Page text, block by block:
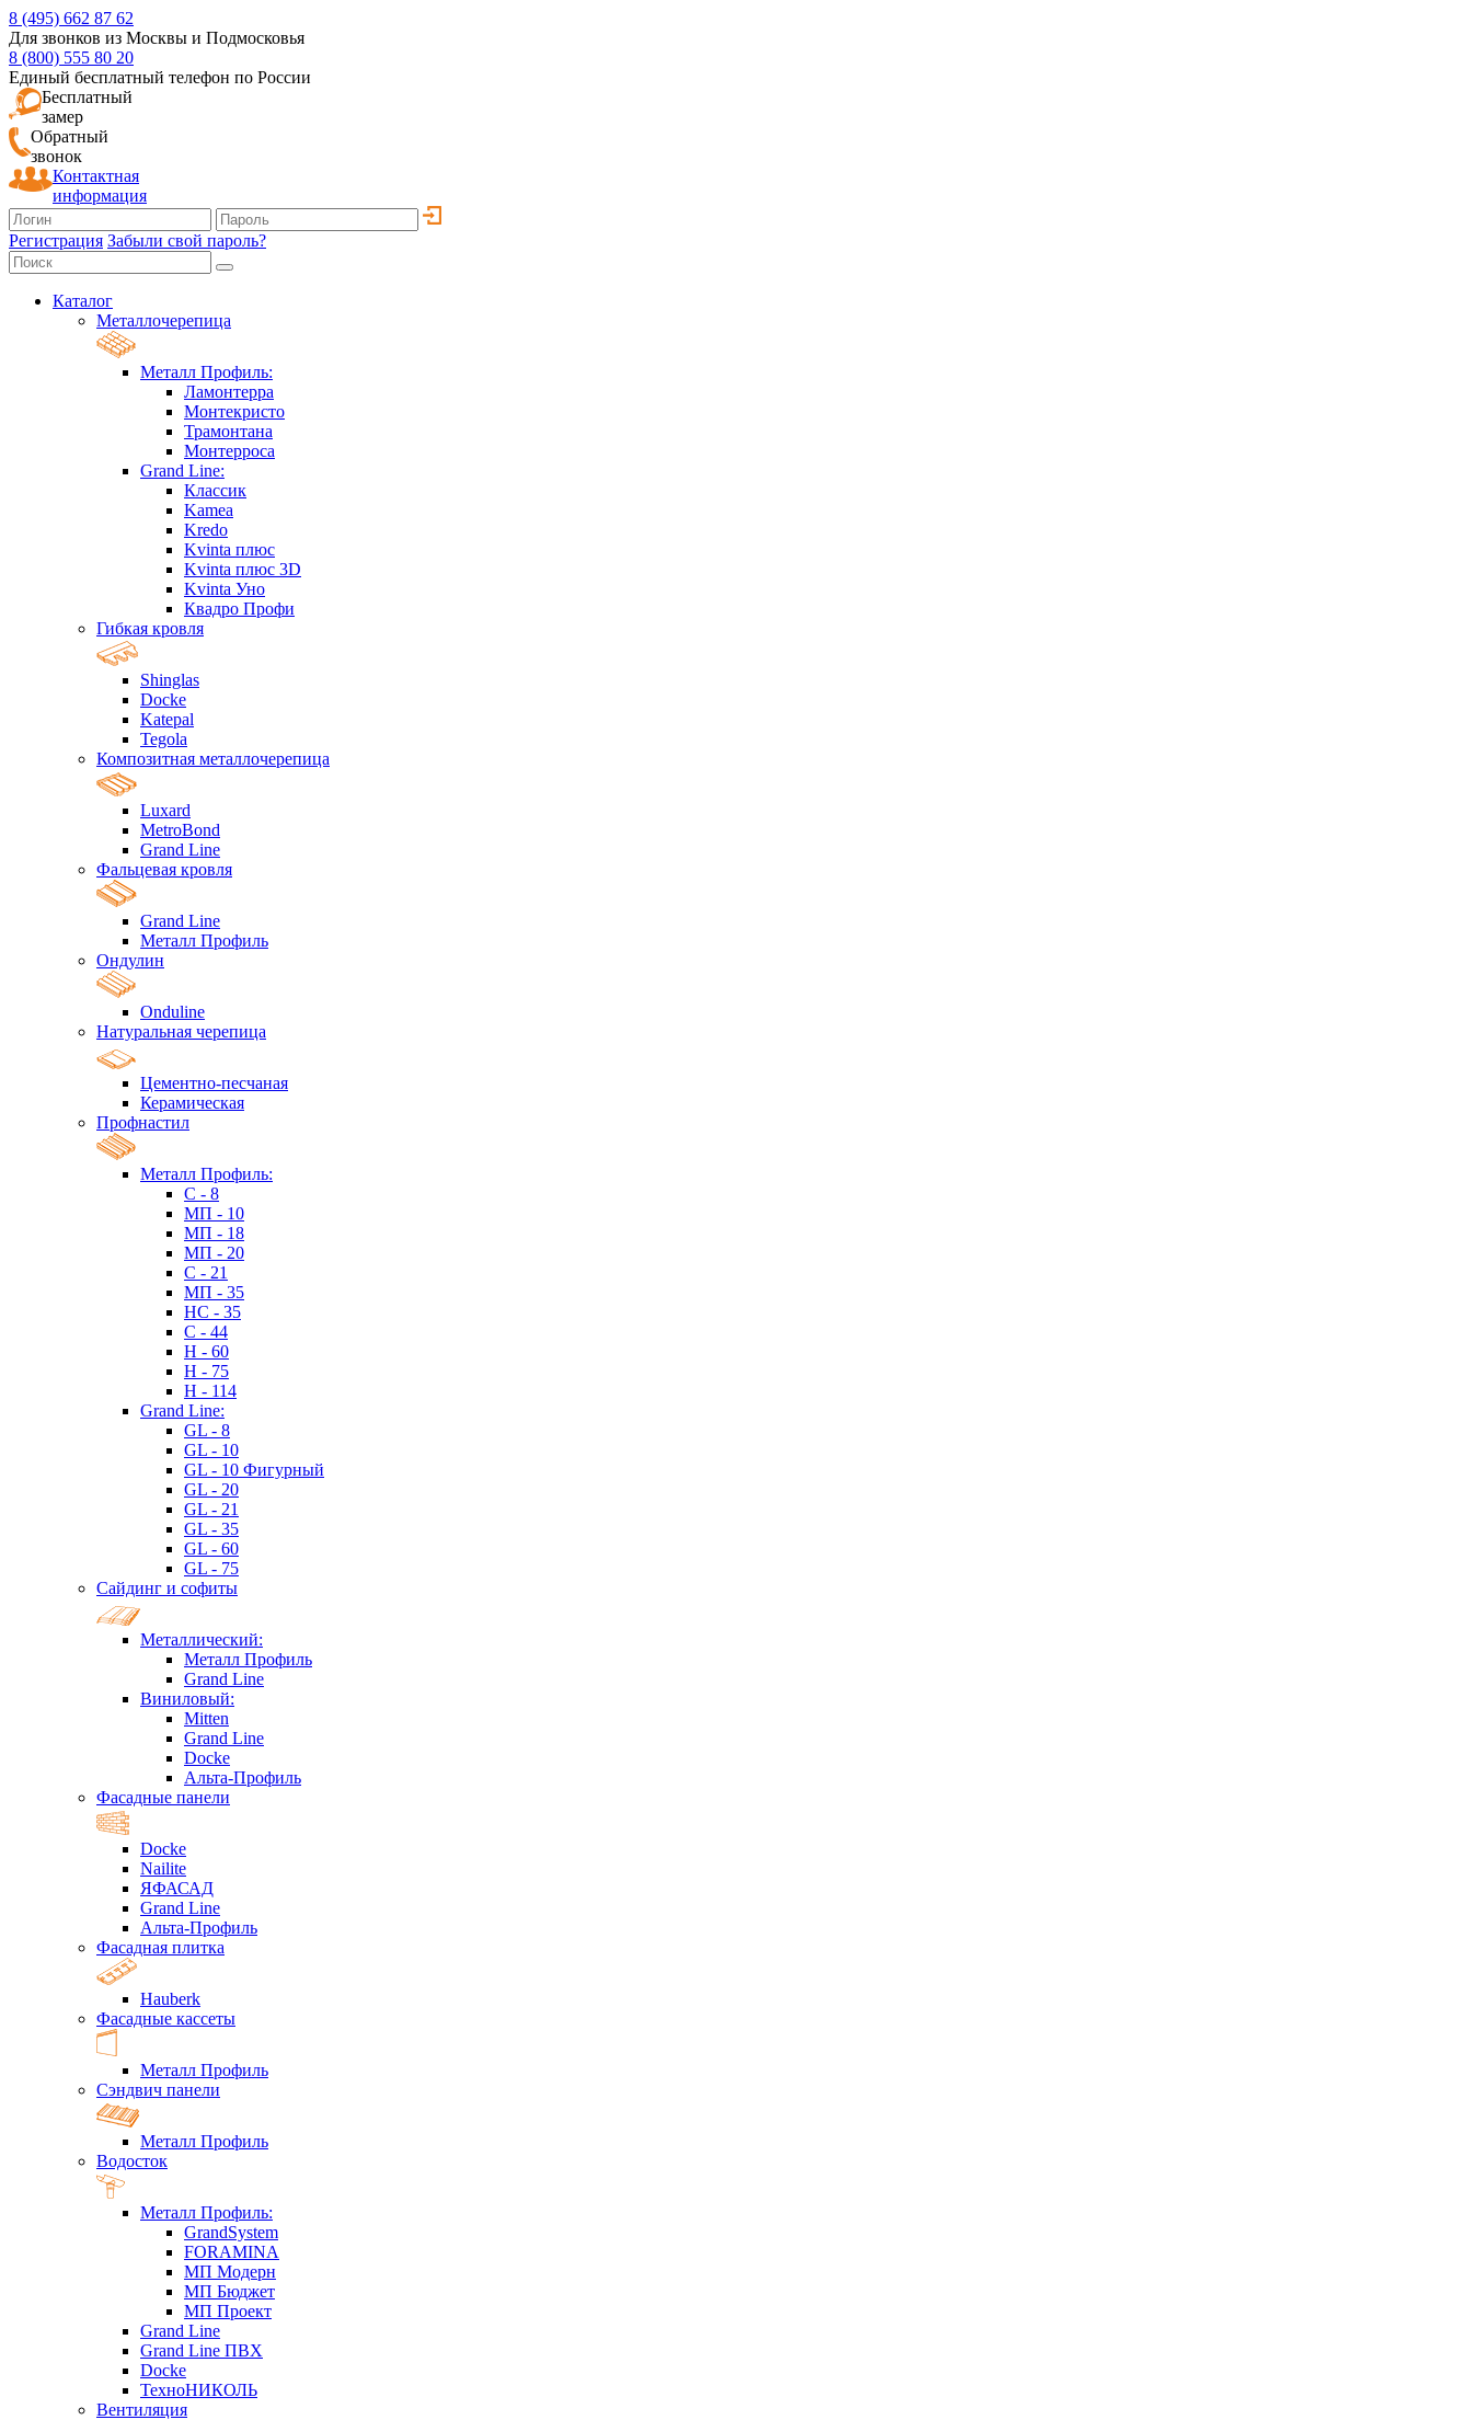
8 (495) 662 87 62
Для звонков из Москвы и Подмосковья
8 (800) 555 80 20
Единый бесплатный телефон по России
Бесплатный
замер
Обратный
звонок
Контактная
информация
Регистрация Забыли свой пароль?
Каталог
Металлочерепица
Металл Профиль:
Ламонтерра
Монтекристо
Трамонтана
Монтерроса
Grand Line:
Классик
Kamea
Kredo
Kvinta плюс
Kvinta плюс 3D
Kvinta Уно
Квадро Профи
Гибкая кровля
Shinglas
Docke
Katepal
Tegola
Композитная металлочерепица
Luxard
MetroBond
Grand Line
Фальцевая кровля
Grand Line
Металл Профиль
Ондулин
Onduline
Натуральная черепица
Цементно-песчаная
Керамическая
Профнастил
Металл Профиль:
C - 8
МП - 10
МП - 18
МП - 20
C - 21
МП - 35
HC - 35
C - 44
H - 60
H - 75
H - 114
Grand Line:
GL - 8
GL - 10
GL - 10 Фигурный
GL - 20
GL - 21
GL - 35
GL - 60
GL - 75
Сайдинг и софиты
Металлический:
Металл Профиль
Grand Line
Виниловый:
Mitten
Grand Line
Docke
Альта-Профиль
Фасадные панели
Docke
Nailite
ЯФАСАД
Grand Line
Альта-Профиль
Фасадная плитка
Hauberk
Фасадные кассеты
Металл Профиль
Сэндвич панели
Металл Профиль
Водосток
Металл Профиль:
GrandSystem
FORAMINA
МП Модерн
МП Бюджет
МП Проект
Grand Line
Grand Line ПВХ
Docke
ТехноНИКОЛЬ
Вентиляция